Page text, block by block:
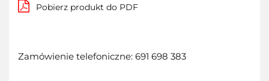
Pobierz produkt do PDF
Zamówienie telefoniczne: 691 698 383